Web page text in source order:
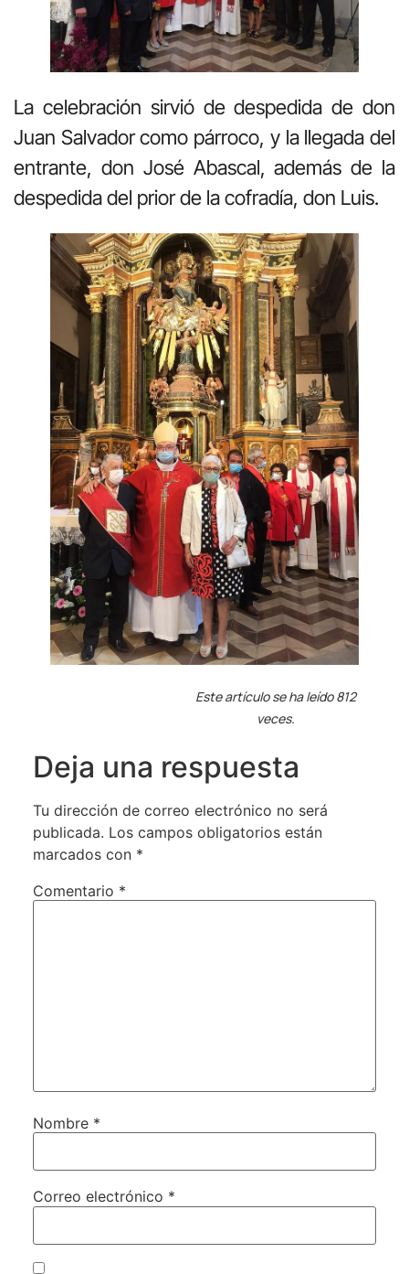
La celebración sirvió de despedida de don
Juan Salvador como párroco, y la llegada del
entrante, don José Abascal, además de la
despedida del prior de la cofradía, don Luis.
Este artículo se ha leído 812
veces.
Deja una respuesta
Tu dirección de correo electrónico no será
publicada. Los campos obligatorios están
marcados con *
Comentario *
Nombre *
Correo electrónico *